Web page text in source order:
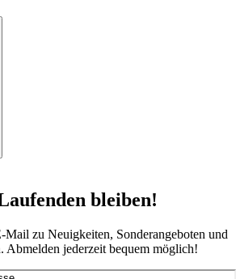
bleiben!
zu Neuigkeiten, Sonderangeboten und
Abmelden jederzeit bequem möglich!